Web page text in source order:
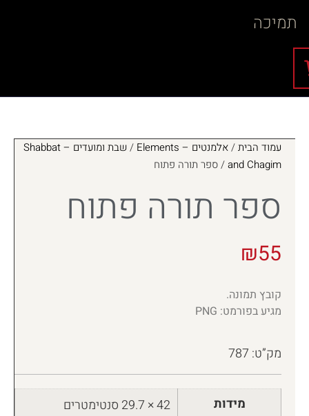
תמיכה
עמוד הבית/אלמנטים – Elements /
שבת ומועדים – Shabbat
and Chagim/ ספר תורה פתוח
ספר תורה פתוח
₪55
קובץ תמונה.
מגיע בפורמט: PNG
מק”ט: 787
מידות 42 × 29.7 סנטימטרים